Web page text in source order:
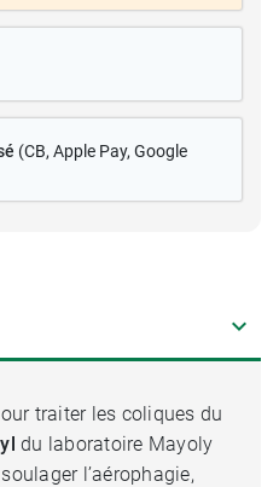
(CB, Apple Pay, Google
traiter les coliques du
du laboratoire Mayoly
l’aérophagie,